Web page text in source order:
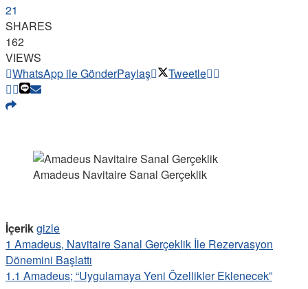
21
SHARES
162
VIEWS
WhatsApp ile GönderPaylaş Tweetle
Amadeus Navitaire Sanal Gerçeklik
İçerikgizle
1 Amadeus, Navitaire Sanal Gerçeklik İle Rezervasyon
Dönemini Başlattı
1.1 Amadeus; “Uygulamaya Yeni Özellikler Eklenecek”